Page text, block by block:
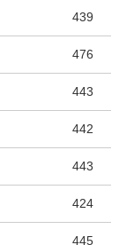
439
476
443
442
443
424
445